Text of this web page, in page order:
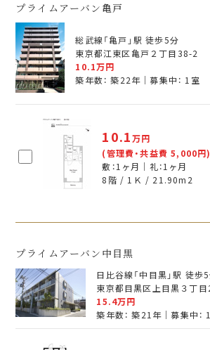
プライムアーバン亀戸
総武線「亀戸」駅 徒歩5分
東京都江東区亀戸２丁目38-2
10.1万円
築年数： 築22年｜募集中： 1 室
10.1万円
(管理費・共益費 5,000円)
敷：1ヶ月｜礼：1ヶ月
8階 / 1Ｋ / 21.90m 2
プライムアーバン中目黒
日比谷線「中目黒」駅 徒歩
東京都目黒区上目黒３丁
15.4万円
築年数： 築21年｜募集中： 1